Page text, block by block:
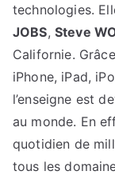
technologies.
JOBS, Steve
Californie.
iPhone, iPad,
l’enseigne est
au monde. En
quotidien de
tous les